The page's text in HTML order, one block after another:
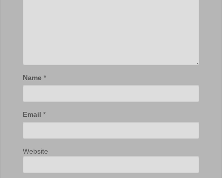
Name *
Email *
Website